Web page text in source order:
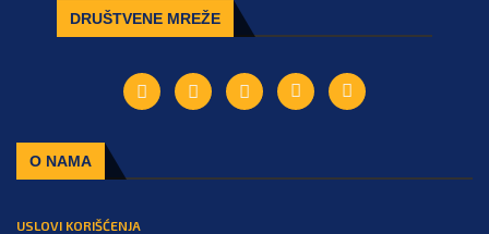
DRUŠTVENE MREŽE
O NAMA
USLOVI KORIŠĆENJA